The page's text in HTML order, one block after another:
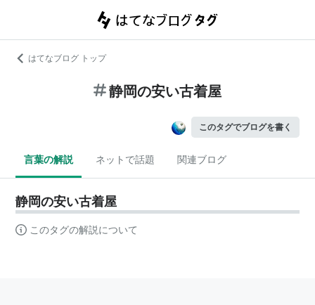
はてなブログ トップ
静岡の安い古着屋
このタグでブログを書く
言葉の解説 ネットで話題 関連ブログ
静岡の安い古着屋
このタグの解説について